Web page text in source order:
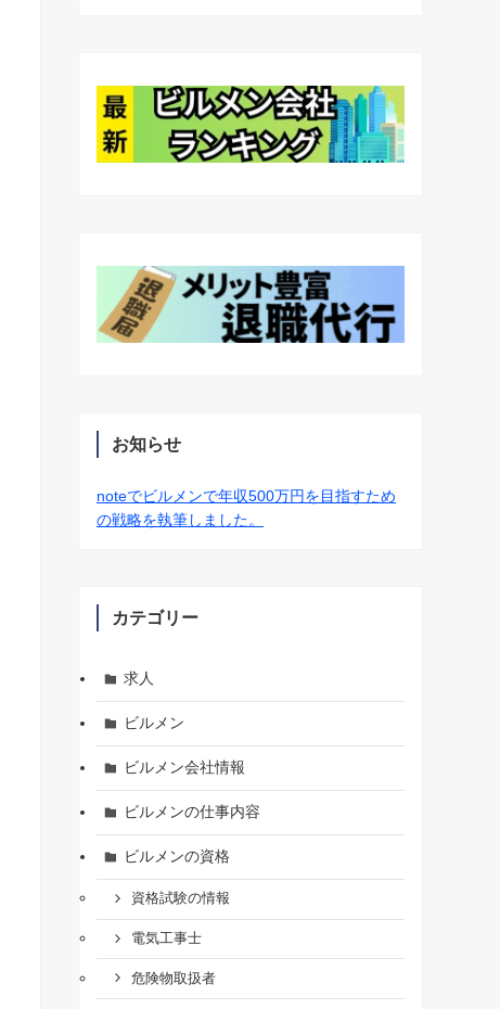
お知らせ
noteでビルメンで年収500万円を目指すため
の戦略を執筆しました。
カテゴリー
求人
ビルメン
ビルメン会社情報
ビルメンの仕事内容
ビルメンの資格
資格試験の情報
電気工事士
危険物取扱者